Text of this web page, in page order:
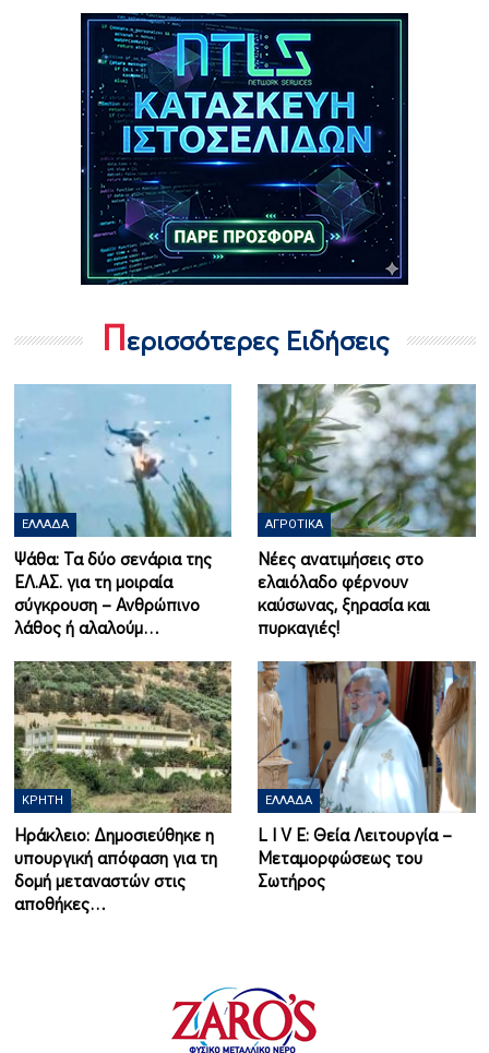
Περισσότερες Ειδήσεις
ΕΛΛΆΔΑ
Ψάθα: Τα δύο σενάρια της
ΕΛ.ΑΣ. για τη μοιραία
σύγκρουση – Ανθρώπινο
λάθος ή αλαλούμ…
ΑΓΡΟΤΙΚΆ
Νέες ανατιμήσεις στο
ελαιόλαδο φέρνουν
καύσωνας, ξηρασία και
πυρκαγιές!
ΚΡΉΤΗ
Ηράκλειο: Δημοσιεύθηκε η
υπουργική απόφαση για τη
δομή μεταναστών στις
αποθήκες…
ΕΛΛΆΔΑ
L I V E: Θεία Λειτουργία –
Μεταμορφώσεως του
Σωτήρος